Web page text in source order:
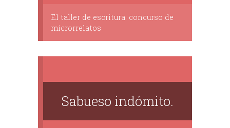
El taller de escritura: concurso de
microrrelatos
Sabueso indómito.